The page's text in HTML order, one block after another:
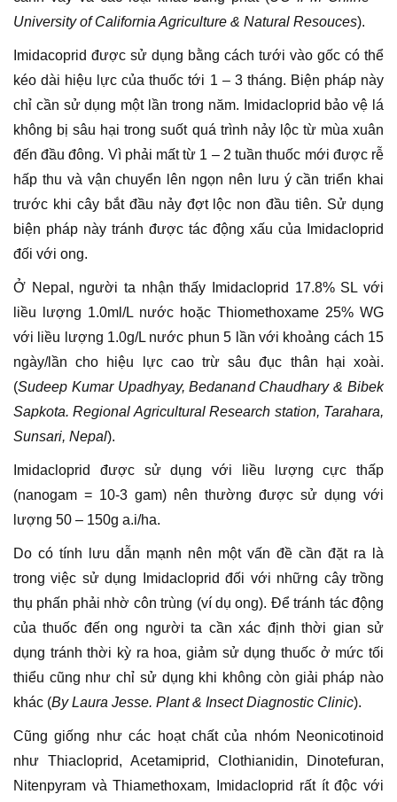
University of California Agriculture & Natural Resouces).
Imidacoprid được sử dụng bằng cách tưới vào gốc có thể
kéo dài hiệu lực của thuốc tới 1 – 3 tháng. Biện pháp này
chỉ cần sử dụng một lần trong năm. Imidacloprid bảo vệ lá
không bị sâu hại trong suốt quá trình nảy lộc từ mùa xuân
đến đầu đông. Vì phải mất từ 1 – 2 tuần thuốc mới được rễ
hấp thu và vận chuyển lên ngọn nên lưu ý cần triển khai
trước khi cây bắt đầu nảy đợt lộc non đầu tiên. Sử dụng
biện pháp này tránh được tác động xấu của Imidacloprid
đối với ong.
Ở Nepal, người ta nhận thấy Imidacloprid 17.8% SL với
liều lượng 1.0ml/L nước hoặc Thiomethoxame 25% WG
với liều lượng 1.0g/L nước phun 5 lần với khoảng cách 15
ngày/lần cho hiệu lực cao trừ sâu đục thân hại xoài.
(Sudeep Kumar Upadhyay, Bedanand Chaudhary & Bibek
Sapkota. Regional Agricultural Research station, Tarahara,
Sunsari, Nepal).
Imidacloprid được sử dụng với liều lượng cực thấp
(nanogam = 10-3 gam) nên thường được sử dụng với
lượng 50 – 150g a.i/ha.
Do có tính lưu dẫn mạnh nên một vấn đề cần đặt ra là
trong việc sử dụng Imidacloprid đối với những cây trồng
thụ phấn phải nhờ côn trùng (ví dụ ong). Để tránh tác động
của thuốc đến ong người ta cần xác định thời gian sử
dụng tránh thời kỳ ra hoa, giảm sử dụng thuốc ở mức tối
thiểu cũng như chỉ sử dụng khi không còn giải pháp nào
khác (By Laura Jesse. Plant & Insect Diagnostic Clinic).
Cũng giống như các hoạt chất của nhóm Neonicotinoid
như Thiacloprid, Acetamiprid, Clothianidin, Dinotefuran,
Nitenpyram và Thiamethoxam, Imidacloprid rất ít độc với